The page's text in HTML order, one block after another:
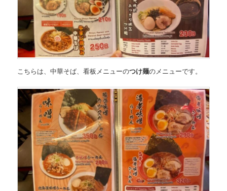
こちらは、中華そば、看板メニューのつけ麺のメニューです。